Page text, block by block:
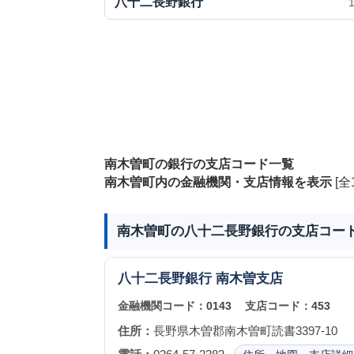
南木曽町の銀行の支店コード一覧
南木曽町内の金融機関・支店情報を表示[全
南木曽町の八十二長野銀行の支店コー
八十二長野銀行 南木曽支店
金融機関コード： 0143 支店コード： 453
住所： 長野県木曽郡南木曽町読書3397-10